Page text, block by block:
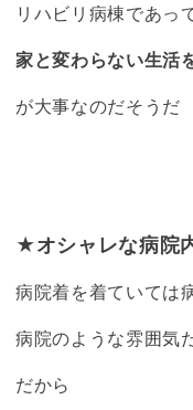
リハビリ病棟であっ
家と変わらない生活
が大事なのだそうだ
★オシャレな病院
病院着を着ていては
病院のような雰囲気
だから